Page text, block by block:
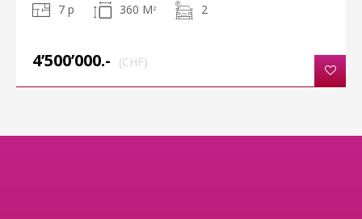
7 p 360 M 2 2
4’500’000.- (CHF)